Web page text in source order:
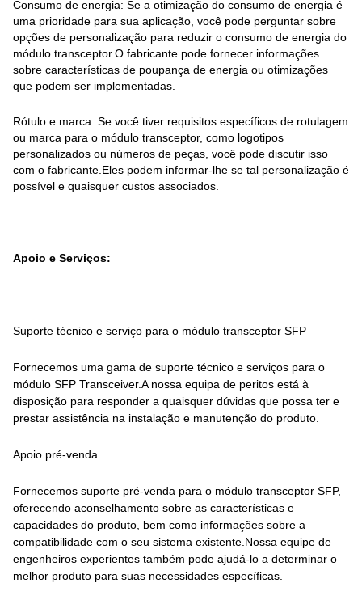
Consumo de energia: Se a otimização do consumo de energia é
uma prioridade para sua aplicação, você pode perguntar sobre
opções de personalização para reduzir o consumo de energia do
módulo transceptor.O fabricante pode fornecer informações
sobre características de poupança de energia ou otimizações
que podem ser implementadas.
Rótulo e marca: Se você tiver requisitos específicos de rotulagem
ou marca para o módulo transceptor, como logotipos
personalizados ou números de peças, você pode discutir isso
com o fabricante.Eles podem informar-lhe se tal personalização é
possível e quaisquer custos associados.
Apoio e Serviços:
Suporte técnico e serviço para o módulo transceptor SFP
Fornecemos uma gama de suporte técnico e serviços para o
módulo SFP Transceiver.A nossa equipa de peritos está à
disposição para responder a quaisquer dúvidas que possa ter e
prestar assistência na instalação e manutenção do produto.
Apoio pré-venda
Fornecemos suporte pré-venda para o módulo transceptor SFP,
oferecendo aconselhamento sobre as características e
capacidades do produto, bem como informações sobre a
compatibilidade com o seu sistema existente.Nossa equipe de
engenheiros experientes também pode ajudá-lo a determinar o
melhor produto para suas necessidades específicas.